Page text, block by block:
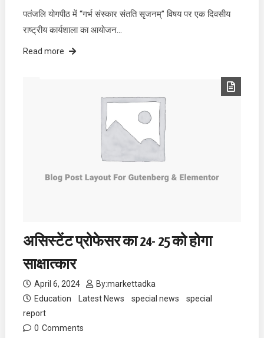
पतंजलि योगपीठ में “गर्भ संस्कार संतति सृजनम्” विषय पर एक दिवसीय
राष्ट्रीय कार्यशाला का आयोजन…
Read more
असिस्टेंट प्रोफेसर का 24- 25 को होगा
साक्षात्कार
April 6, 2024 By:markettadka
Education
Latest News special news
special
report
0 Comments